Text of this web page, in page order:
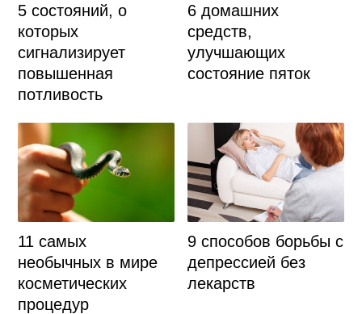
5 состояний, о
которых
сигнализирует
повышенная
потливость
6 домашних
средств,
улучшающих
состояние пяток
11 самых
необычных в мире
косметических
процедур
9 способов борьбы с
депрессией без
лекарств